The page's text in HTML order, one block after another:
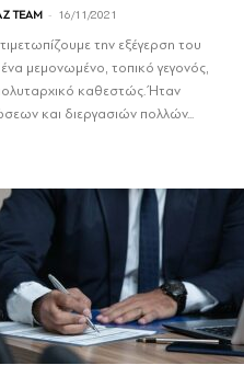
TEAM - 16/11/2021
την εξέγερση του
μεμονωμένο, τοπικό γεγονός,
καθεστώς. Ήταν
και διεργασιών πολλών...